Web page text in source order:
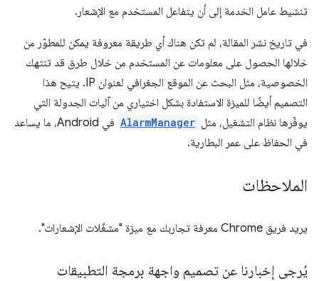
تنشيط عامل الخدمة إلى أن يتفاعل المستخدم مع الإشعار.
في تاريخ نشر المقالة، لم تكن هناك أي طريقة معروفة يمكن للمطوّر من
خلالها الحصول على معلومات عن المستخدم من خلال طرق قد تنتهك
الخصوصية، مثل البحث عن الموقع الجغرافي لعنوان IP. يتيح هذا
التصميم أيضًا للميزة الاستفادة بشكل اختياري من آليات الجدولة التي
يوفّرها نظام التشغيل، مثل AlarmManager
في Android، ما يساعد
في الحفاظ على عمر البطارية.
الملاحظات
يريد فريق Chrome معرفة تجاربك مع ميزة "مشغّلات الإشعارات".
يُرجى إخبارنا عن تصميم واجهة برمجة التطبيقات